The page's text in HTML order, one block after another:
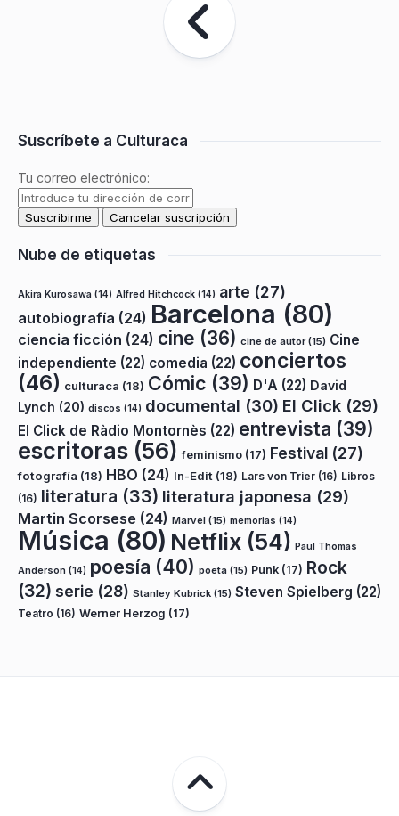
Suscríbete a Culturaca
Tu correo electrónico:
Nube de etiquetas
Akira Kurosawa (14) Alfred Hitchcock (14) arte (27)
autobiografía (24) Barcelona (80)
ciencia ficción (24) cine (36) cine de autor(15) Cine
independiente (22) comedia (22) conciertos
(46) culturaca (18) Cómic (39) D'A (22) David
Lynch (20) discos (14) documental (30) El Click (29)
El Click de Ràdio Montornès (22) entrevista (39)
escritoras (56) feminismo (17) Festival (27)
fotografía (18) HBO (24) In-Edit (18) Lars von Trier (16) Libros
(16) literatura (33) literatura japonesa (29)
Martin Scorsese (24) Marvel (15) memorias (14)
Música (80) Netflix (54) Paul Thomas
Anderson (14) poesía (40) poeta (15) Punk (17) Rock
(32) serie (28) Stanley Kubrick (15) Steven Spielberg (22)
Teatro (16) Werner Herzog (17)